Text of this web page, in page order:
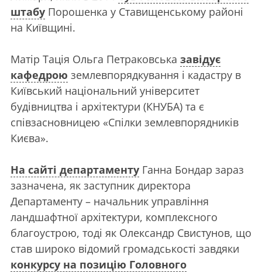
штабу Порошенка у Ставищенському районі
на Київщині.
Матір Тація Ольга Петраковська завідує
кафедрою землевпорядкування і кадастру в
Київський національний університет
будівництва і архітектури (КНУБА) та є
співзасновницею «Спілки землевпорядників
Києва».
На сайті департаменту Ганна Бондар зараз
зазначена, як заступник директора
Департаменту – начальник управління
ландшафтної архітектури, комплексного
благоустрою, тоді як Олександр Свистунов, що
став широко відомий громадськості завдяки
конкурсу на позицію Головного